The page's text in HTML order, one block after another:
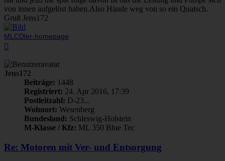
von innen aufgelöst haben.Also Hände weg von so ein Quatsch.
Gruß Jens172
MLCDler-homepage
Jens172
Beiträge: 1448
Registriert: 24. Apr 2016, 17:39
Postleitzahl: D-23...
Wohnort: Wesenberg
Bundesland: Schleswig-Holstein
M-Klasse / Kfz: ML 350 Blue Tec
Re: Motoren mit Ver- und Entsorgung